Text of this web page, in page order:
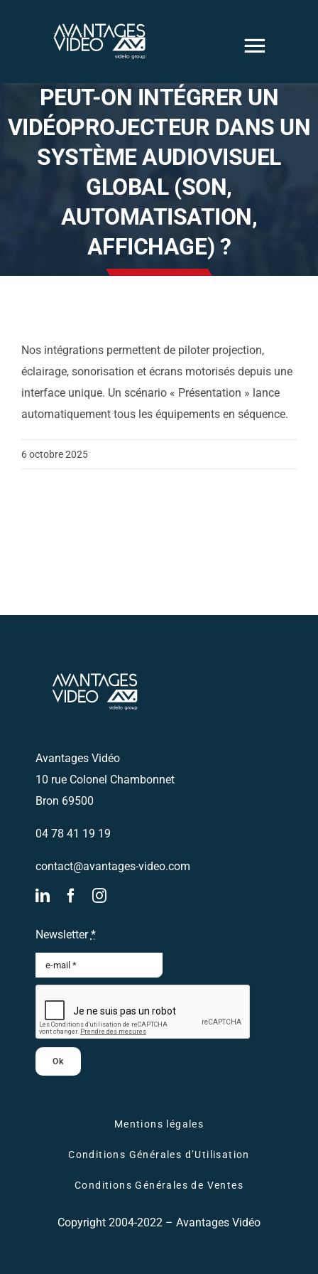
PEUT-ON INTÉGRER UN
VIDÉOPROJECTEUR DANS UN
SYSTÈME AUDIOVISUEL
GLOBAL (SON,
AUTOMATISATION,
AFFICHAGE) ?
Nos intégrations permettent de piloter projection,
éclairage, sonorisation et écrans motorisés depuis une
interface unique. Un scénario « Présentation » lance
automatiquement tous les équipements en séquence.
6 octobre 2025
Avantages Vidéo
10 rue Colonel Chambonnet
Bron 69500
04 78 41 19 19
contact@avantages-video.com
Newsletter*
Ok
Mentions légales
Conditions Générales d’Utilisation
Conditions Générales de Ventes
Copyright 2004-2022 – Avantages Vidéo
audiovisuelles
Solutions vidéo
sécurité
Nous sommes
Actualités
Nous vous